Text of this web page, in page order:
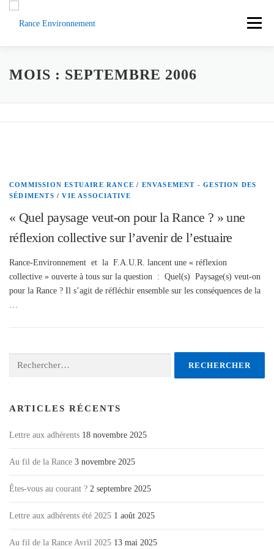
Menu
ACCUEIL ACTUS DOCUMENTS
MOIS : SEPTEMBRE 2006
COMMISSION ESTUAIRE RANCE / ENVASEMENT - GESTION DES
SÉDIMENTS /VIE ASSOCIATIVE
« Quel paysage veut-on pour la Rance ? » une
réflexion collective sur l’avenir de l’estuaire
Rance-Environnement et la F.A.U.R. lancent une « réflexion
collective » ouverte à tous sur la question : Quel(s) Paysage(s) veut-on
pour la Rance ? Il s’agit de réfléchir ensemble sur les conséquences de la
…
ARTICLES RÉCENTS
Lettre aux adhérents 18 novembre 2025
Au fil de la Rance 3 novembre 2025
Êtes-vous au courant ? 2 septembre 2025
Lettre aux adhérents été 2025 1 août 2025
Au fil de la Rance Avril 2025 13 mai 2025